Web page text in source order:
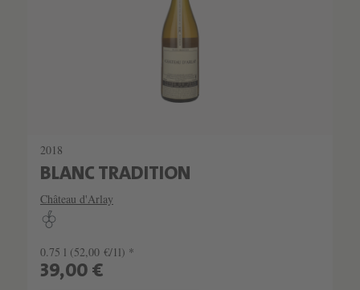
2018
BLANC TRADITION
Château d'Arlay
0.75 l (52,00 €/1l) *
39,00 €